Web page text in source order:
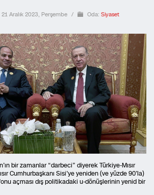
21 Aralık 2023, Perşembe / Oda: Siyaset
bir zamanlar “darbeci” diyerek Türkiye-Mısır
Cumhurbaşkanı Sisi’ye yeniden (ve yüzde 90’la)
açması dış politikadaki u-dönüşlerinin yenid bir